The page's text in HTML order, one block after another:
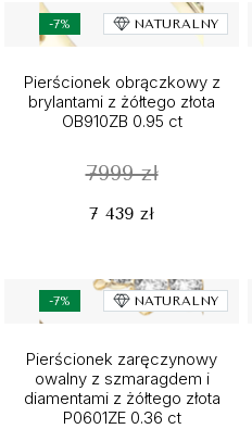
-7% NATURALNY
Pierścionek obrączkowy z
brylantami z żółtego złota
OB910ZB 0.95 ct
7999 zł
7 439 zł
-7% NATURALNY
Pierścionek zaręczynowy
owalny z szmaragdem i
diamentami z żółtego złota
P0601ZE 0.36 ct